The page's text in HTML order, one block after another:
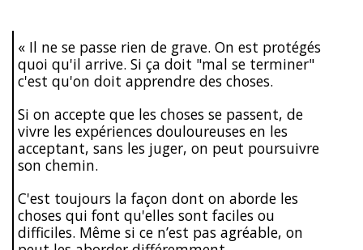
« Il ne se passe rien de grave. On est protégés
quoi qu'il arrive. Si ça doit "mal se terminer"
c'est qu'on doit apprendre des choses.
Si on accepte que les choses se passent, de
vivre les expériences douloureuses en les
acceptant, sans les juger, on peut poursuivre
son chemin.
C'est toujours la façon dont on aborde les
choses qui font qu'elles sont faciles ou
difficiles. Même si ce n’est pas agréable, on